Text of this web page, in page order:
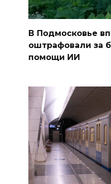
В Подмосковье
оштрафовали за
помощи ИИ